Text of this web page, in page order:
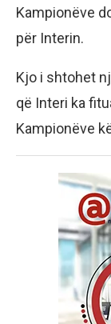
Kampionëve
për Interin.
Kjo i shtohet
që Interi ka
Kampionëve